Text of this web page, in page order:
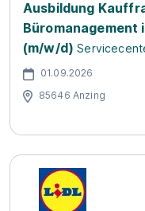
Ausbildung
Büromanagement
(m/w/d)
01.09.2026
85646 Anzing